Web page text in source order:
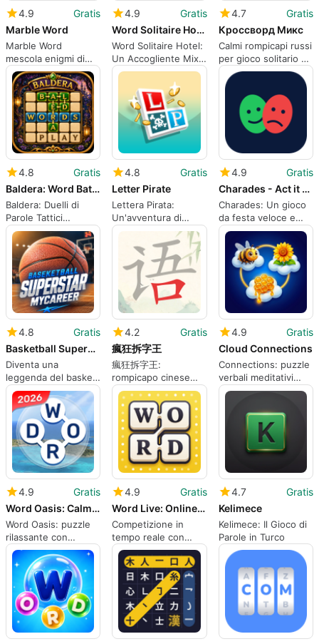
4.9
Gratis
Marble Word
Marble Word
mescola enigmi di
categoria con
fusione guidata dalla
fisica
4.9
Gratis
Word Solitaire Hotel
Word Solitaire Hotel:
Un Accogliente Mix
di Parole e Design
4.7
Gratis
Кроссворд Микс
Calmi rompicapi russi
per gioco solitario e
pratica del
vocabolario
4.8
Gratis
Baldera: Word Battle Game
Baldera: Duelli di
Parole Tattici
Ambientati in
un'Arena Fantastica
4.8
Gratis
Letter Pirate
Lettera Pirata:
Un'avventura di
parole nautiche con
progresso tracciato
4.9
Gratis
Charades - Act it Out
Charades: Un gioco
da festa veloce e
mobile per
indovinare i film
4.8
Gratis
Basketball Superstar MyCareer
Diventa una
leggenda del basket
con Basketball
Superstar
4.2
Gratis
瘋狂拆字王
瘋狂拆字王:
rompicapo cinese
sulla scomposizione
dei caratteri
4.9
Gratis
Cloud Connections
Connections: puzzle
verbali meditativi
basati su
4.9
Gratis
Word Oasis: Calm Puzzle Game
Word Oasis: puzzle
rilassante con
giardino virtuale e
parole
4.9
Gratis
Word Live: Online Word Game
Competizione in
tempo reale con
Word Live
4.7
Gratis
Kelimece
Kelimece: Il Gioco di
Parole in Turco